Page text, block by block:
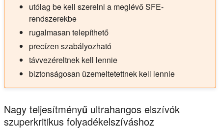
utólag be kell szerelni a meglévő SFE-
rendszerekbe
rugalmasan telepíthető
precízen szabályozható
távvezéreltnek kell lennie
biztonságosan üzemeltetettnek kell lennie
Nagy teljesítményű ultrahangos elszívók
szuperkritikus folyadékelszíváshoz